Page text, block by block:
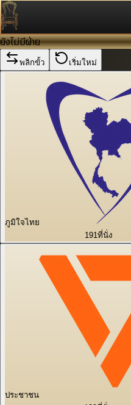
ยังไม่มีฝ่าย
พลิกขั้ว เริ่มใหม่
ภูมิใจไทย
191ที่นั่ง
ประชาชน